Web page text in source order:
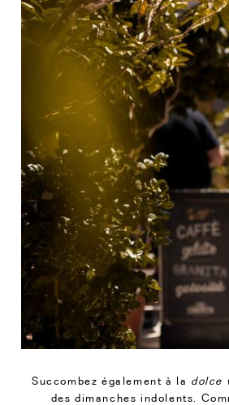
Succombez également à la dolce
des dimanches indolents.